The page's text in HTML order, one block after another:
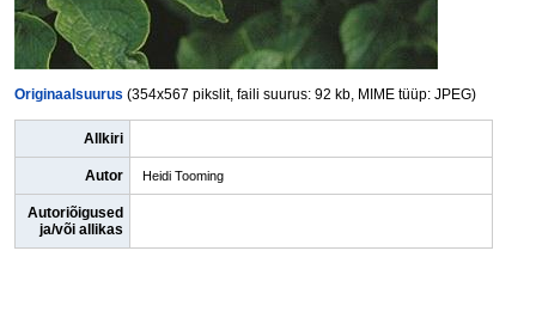
Originaalsuurus (354x567 pikslit, faili suurus: 92 kb, MIME tüüp: JPEG)
Allkiri
Autor Heidi Tooming
Autoriõigused
ja/või allikas